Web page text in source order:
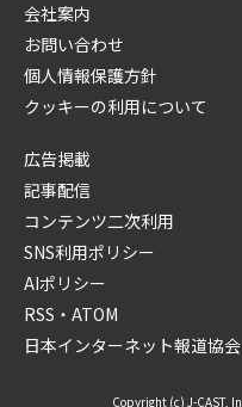
会社案内
お問い合わせ
個人情報保護方針
クッキーの利用について
広告掲載
記事配信
コンテンツ二次利用
SNS利用ポリシー
AIポリシー
RSS・ATOM
日本インターネット報道協会
Copyright (c) J-CAST,